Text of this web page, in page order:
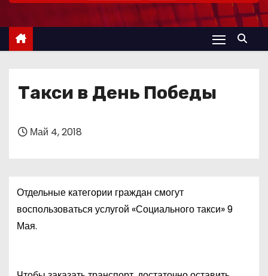
ж
Такси в День Победы
Май 4, 2018
Отдельные категории граждан смогут
воспользоваться услугой «Социального такси» 9
Мая.